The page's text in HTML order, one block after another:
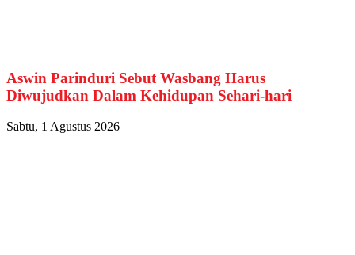
Aswin Parinduri Sebut Wasbang Harus
Diwujudkan Dalam Kehidupan Sehari-hari
Sabtu, 1 Agustus 2026